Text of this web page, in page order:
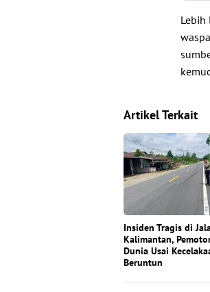
Lebih
Artikel Terkait
Insiden Tragis di
Kalimantan,
Dunia Usai
Beruntun